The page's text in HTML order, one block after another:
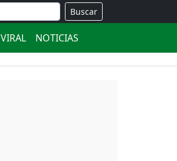
Buscar
VIRAL NOTICIAS